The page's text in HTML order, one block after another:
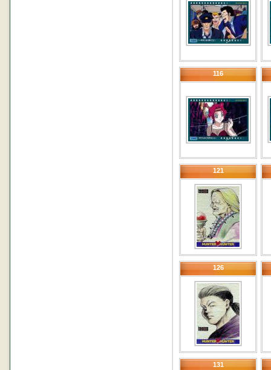
116
121
126
131